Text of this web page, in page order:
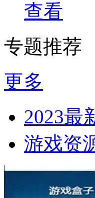
查看
专题推荐
更多
2023最
游戏资